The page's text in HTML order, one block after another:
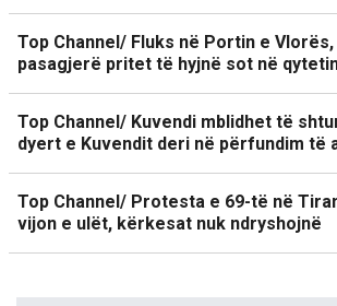
Top Channel/ Fluks në Portin e Vlorës,
pasagjerë pritet të hyjnë sot në
Top Channel/ Kuvendi mblidhet të
dyert e Kuvendit deri në përfundim të
Top Channel/ Protesta e 69-të në
vijon e ulët, kërkesat nuk ndryshojnë